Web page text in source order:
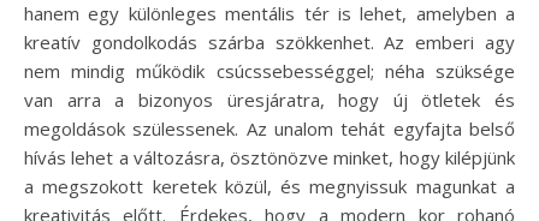
hanem egy különleges mentális tér is lehet, amelyben a
kreatív gondolkodás szárba szökkenhet. Az emberi agy
nem mindig működik csúcssebességgel; néha szüksége
van arra a bizonyos üresjáratra, hogy új ötletek és
megoldások szülessenek. Az unalom tehát egyfajta belső
hívás lehet a változásra, ösztönözve minket, hogy kilépjünk
a megszokott keretek közül, és megnyissuk magunkat a
kreativitás előtt. Érdekes, hogy a modern kor rohanó